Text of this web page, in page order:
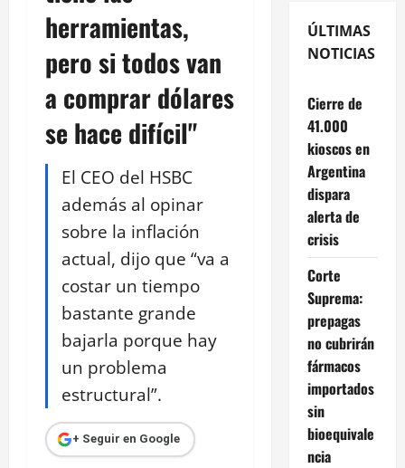
herramientas,
pero si todos van
a comprar dólares
se hace difícil"
El CEO del HSBC
además al opinar
sobre la inflación
actual, dijo que “va a
costar un tiempo
bastante grande
bajarla porque hay
un problema
estructural”.
+ Seguir en Google
ÚLTIMAS
NOTICIAS
Cierre de
41.000
kioscos en
Argentina
dispara
alerta de
crisis
Corte
Suprema:
prepagas
no cubrirán
fármacos
importados
sin
bioequivale
ncia